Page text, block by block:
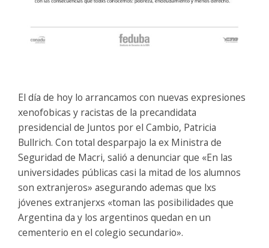
El día de hoy lo arrancamos con nuevas expresiones
xenofobicas y racistas de la precandidata
presidencial de Juntos por el Cambio, Patricia
Bullrich. Con total desparpajo la ex Ministra de
Seguridad de Macri, salió a denunciar que «En las
universidades públicas casi la mitad de los alumnos
son extranjeros» asegurando ademas que lxs
jóvenes extranjerxs «toman las posibilidades que
Argentina da y los argentinos quedan en un
cementerio en el colegio secundario».